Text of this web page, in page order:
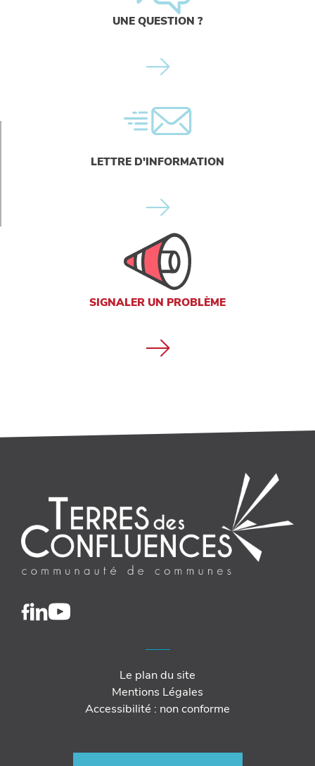
UNE QUESTION ?
LETTRE D'INFORMATION
SIGNALER UN PROBLÈME
Le plan du site
Mentions Légales
Accessibilité : non conforme